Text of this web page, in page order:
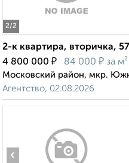
2/2
2-к квартира, вторичка,
4 800 000 ₽ 84 000 ₽ за м²
Московский район, мкр.
Агентство, 02.08.2026
‹